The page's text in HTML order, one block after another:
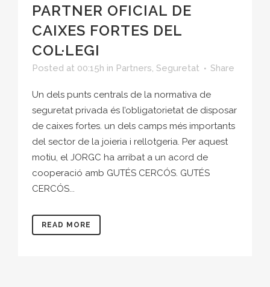
PARTNER OFICIAL DE
CAIXES FORTES DEL
COL·LEGI
Posted at 00:15h in Partners, Seguretat Share
Un dels punts centrals de la normativa de
seguretat privada és l’obligatorietat de disposar
de caixes fortes. un dels camps més importants
del sector de la joieria i rellotgeria. Per aquest
motiu, el JORGC ha arribat a un acord de
cooperació amb GUTÉS CERCÓS. GUTÉS
CERCÓS...
READ MORE